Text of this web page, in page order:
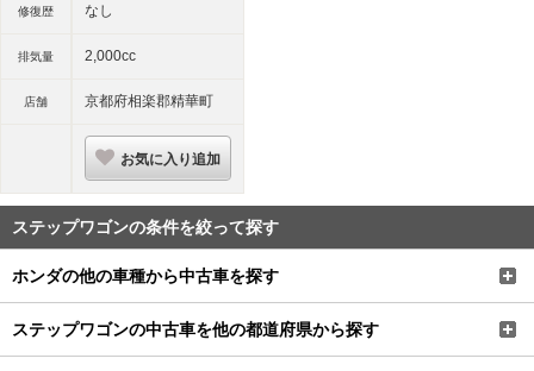
修復歴
排気量
店舗
なし
2,000cc
京都府相楽郡精華町
お気に入り追加
ステップワゴンの条件を絞って探す
ホンダの他の車種から中古車を探す
ステップワゴンの中古車を他の都道府県から探す